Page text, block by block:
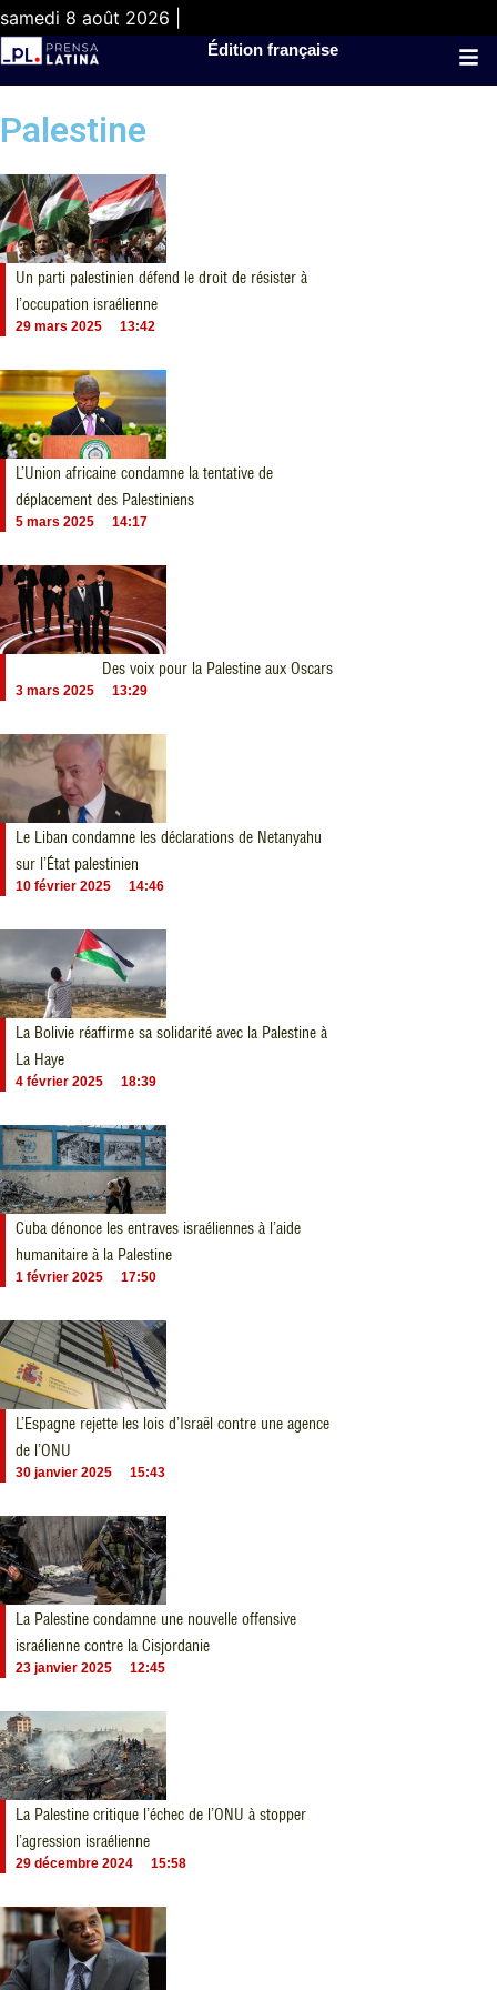
samedi 8 août 2026 |
Édition française
Palestine
Un parti palestinien défend le droit de résister à
l’occupation israélienne
29 mars 2025 13:42
L’Union africaine condamne la tentative de
déplacement des Palestiniens
5 mars 2025 14:17
Des voix pour la Palestine aux Oscars
3 mars 2025 13:29
Le Liban condamne les déclarations de Netanyahu
sur l’État palestinien
10 février 2025 14:46
La Bolivie réaffirme sa solidarité avec la Palestine à
La Haye
4 février 2025 18:39
Cuba dénonce les entraves israéliennes à l’aide
humanitaire à la Palestine
1 février 2025 17:50
L’Espagne rejette les lois d’Israël contre une agence
de l’ONU
30 janvier 2025 15:43
La Palestine condamne une nouvelle offensive
israélienne contre la Cisjordanie
23 janvier 2025 12:45
La Palestine critique l’échec de l’ONU à stopper
l’agression israélienne
29 décembre 2024 15:58